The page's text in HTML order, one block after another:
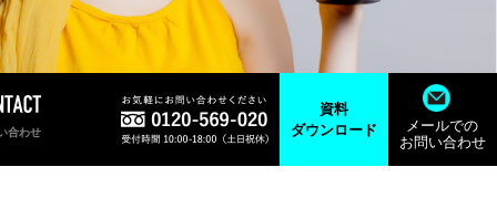
合わせ
資料
ダウンロード
メールでの
お問い合わせ